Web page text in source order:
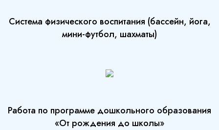
Система физического воспитания (бассейн, йога,
мини-футбол, шахматы)
Работа по программе дошкольного образования
«От рождения до школы»